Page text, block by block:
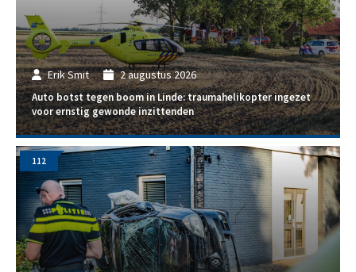
Erik Smit 2 augustus 2026
Auto botst tegen boom in Linde: traumahelikopter ingezet
voor ernstig gewonde inzittenden
112